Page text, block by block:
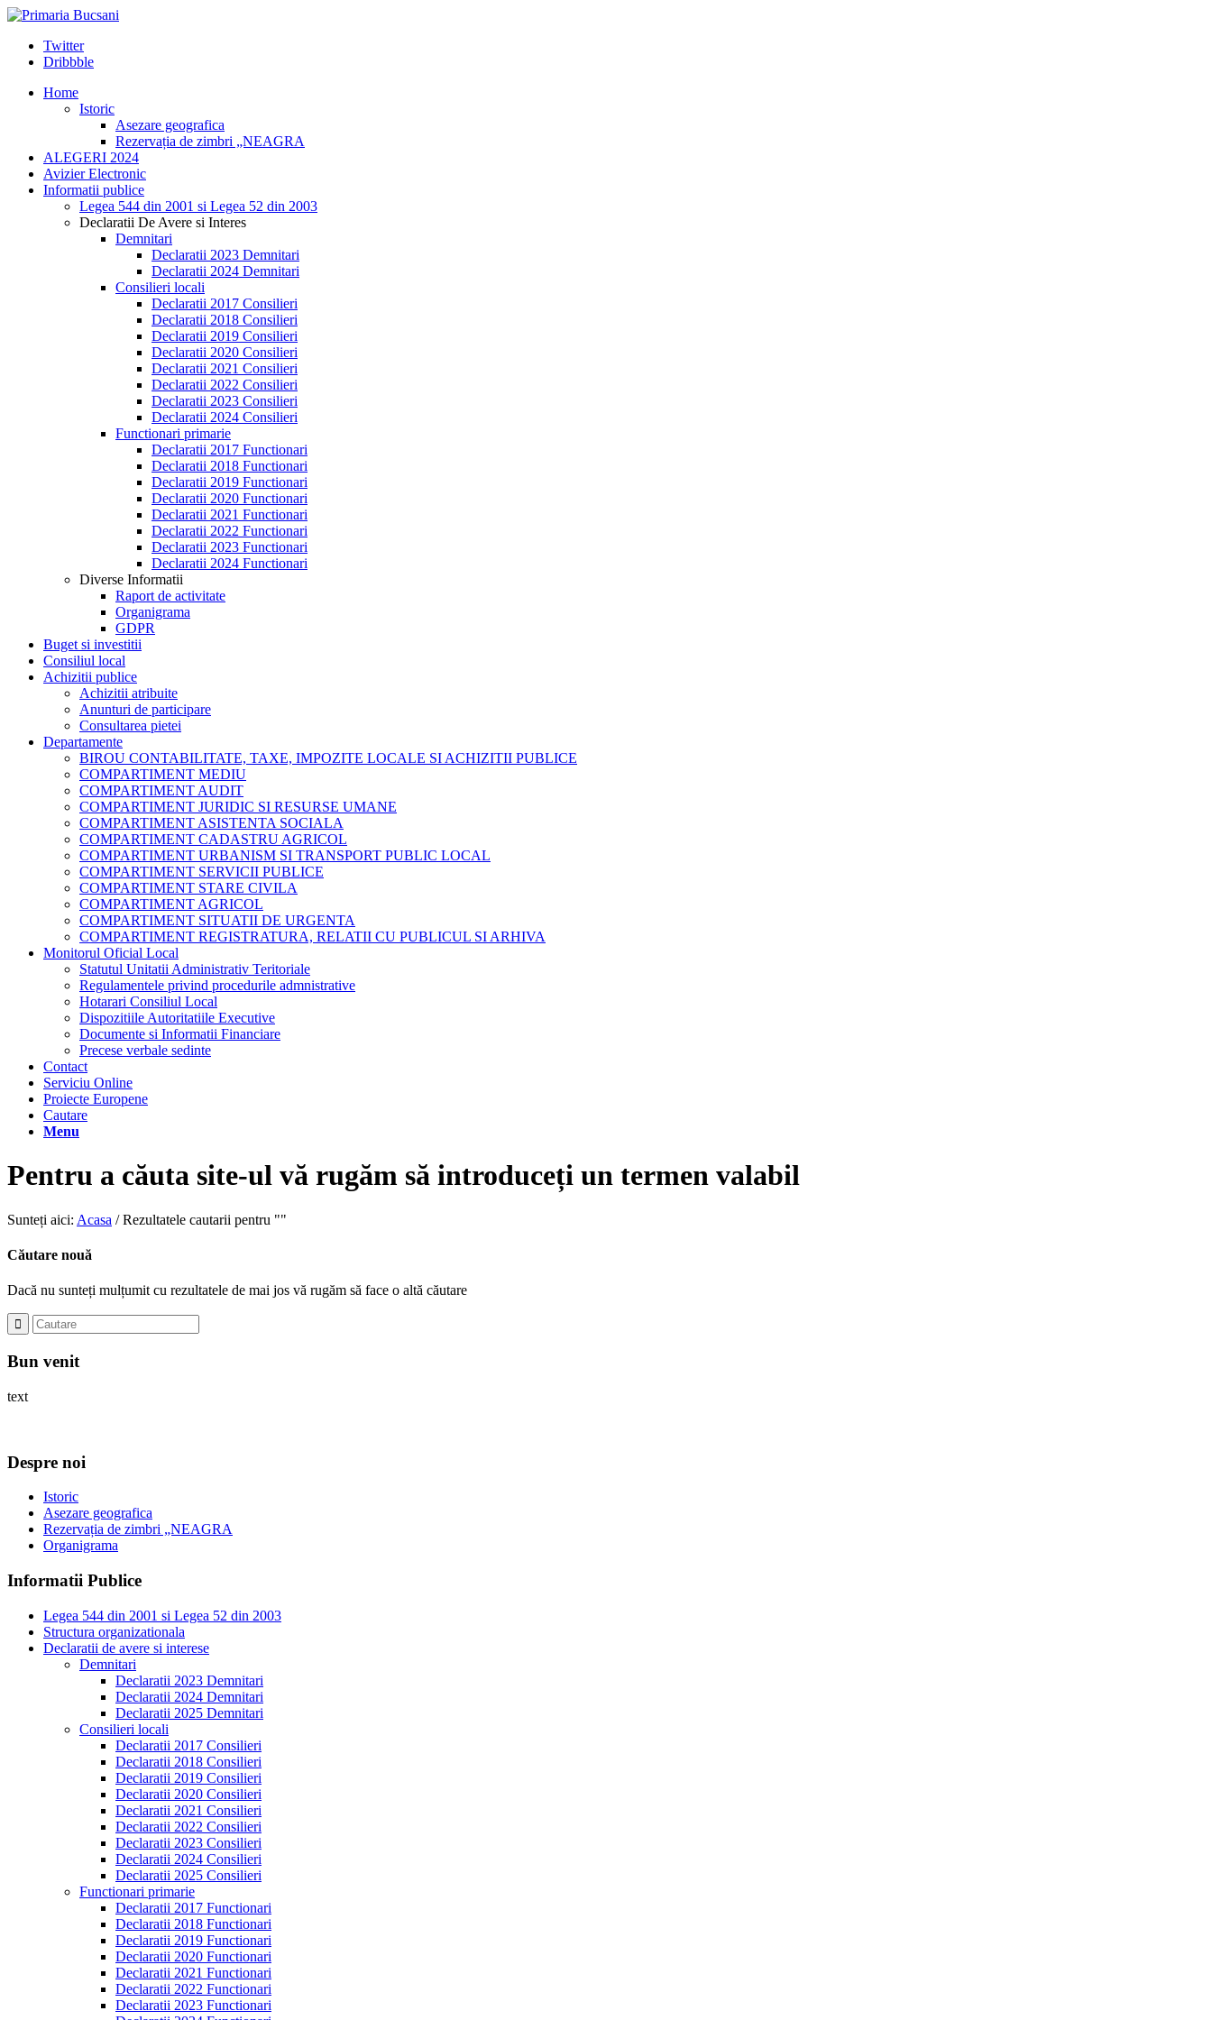
Twitter
Dribbble
Home
Istoric
Asezare geografica
Rezervația de zimbri „NEAGRA
ALEGERI 2024
Avizier Electronic
Informatii publice
Legea 544 din 2001 si Legea 52 din 2003
Declaratii De Avere si Interes
Demnitari
Declaratii 2023 Demnitari
Declaratii 2024 Demnitari
Consilieri locali
Declaratii 2017 Consilieri
Declaratii 2018 Consilieri
Declaratii 2019 Consilieri
Declaratii 2020 Consilieri
Declaratii 2021 Consilieri
Declaratii 2022 Consilieri
Declaratii 2023 Consilieri
Declaratii 2024 Consilieri
Functionari primarie
Declaratii 2017 Functionari
Declaratii 2018 Functionari
Declaratii 2019 Functionari
Declaratii 2020 Functionari
Declaratii 2021 Functionari
Declaratii 2022 Functionari
Declaratii 2023 Functionari
Declaratii 2024 Functionari
Diverse Informatii
Raport de activitate
Organigrama
GDPR
Buget si investitii
Consiliul local
Achizitii publice
Achizitii atribuite
Anunturi de participare
Consultarea pietei
Departamente
BIROU CONTABILITATE, TAXE, IMPOZITE LOCALE SI ACHIZITII PUBLICE
COMPARTIMENT MEDIU
COMPARTIMENT AUDIT
COMPARTIMENT JURIDIC SI RESURSE UMANE
COMPARTIMENT ASISTENTA SOCIALA
COMPARTIMENT CADASTRU AGRICOL
COMPARTIMENT URBANISM SI TRANSPORT PUBLIC LOCAL
COMPARTIMENT SERVICII PUBLICE
COMPARTIMENT STARE CIVILA
COMPARTIMENT AGRICOL
COMPARTIMENT SITUATII DE URGENTA
COMPARTIMENT REGISTRATURA, RELATII CU PUBLICUL SI ARHIVA
Monitorul Oficial Local
Statutul Unitatii Administrativ Teritoriale
Regulamentele privind procedurile admnistrative
Hotarari Consiliul Local
Dispozitiile Autoritatiile Executive
Documente si Informatii Financiare
Precese verbale sedinte
Contact
Serviciu Online
Proiecte Europene
Cautare
Menu
Pentru a căuta site-ul vă rugăm să introduceți un termen valabil
Sunteți aici: Acasa / Rezultatele cautarii pentru ""
Căutare nouă
Dacă nu sunteți mulțumit cu rezultatele de mai jos vă rugăm să face o altă căutare
Bun venit
text
Despre noi
Istoric
Asezare geografica
Rezervația de zimbri „NEAGRA
Organigrama
Informatii Publice
Legea 544 din 2001 si Legea 52 din 2003
Structura organizationala
Declaratii de avere si interese
Demnitari
Declaratii 2023 Demnitari
Declaratii 2024 Demnitari
Declaratii 2025 Demnitari
Consilieri locali
Declaratii 2017 Consilieri
Declaratii 2018 Consilieri
Declaratii 2019 Consilieri
Declaratii 2020 Consilieri
Declaratii 2021 Consilieri
Declaratii 2022 Consilieri
Declaratii 2023 Consilieri
Declaratii 2024 Consilieri
Declaratii 2025 Consilieri
Functionari primarie
Declaratii 2017 Functionari
Declaratii 2018 Functionari
Declaratii 2019 Functionari
Declaratii 2020 Functionari
Declaratii 2021 Functionari
Declaratii 2022 Functionari
Declaratii 2023 Functionari